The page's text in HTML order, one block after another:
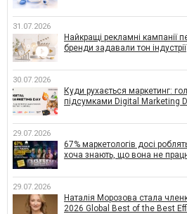
31.07.2026
Найкращі рекламні кампанії
бренди задавали тон індустрії
30.07.2026
Куди рухається маркетинг:
підсумками Digital Marketing
29.07.2026
67% маркетологів досі
хоча знають, що вона не
29.07.2026
Наталія Морозова стала
2026 Global Best of the Best